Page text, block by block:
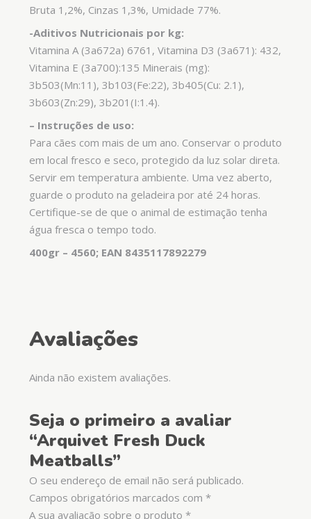
Bruta 1,2%, Cinzas 1,3%, Umidade 77%.
-Aditivos Nutricionais por kg:
Vitamina A (3a672a) 6761, Vitamina D3 (3a671): 432,
Vitamina E (3a700):135 Minerais (mg):
3b503(Mn:11), 3b103(Fe:22), 3b405(Cu: 2.1),
3b603(Zn:29), 3b201(I:1.4).
– Instruções de uso:
Para cães com mais de um ano. Conservar o produto
em local fresco e seco, protegido da luz solar direta.
Servir em temperatura ambiente. Uma vez aberto,
guarde o produto na geladeira por até 24 horas.
Certifique-se de que o animal de estimação tenha
água fresca o tempo todo.
400gr – 4560; EAN 8435117892279
Avaliações
Ainda não existem avaliações.
Seja o primeiro a avaliar
“Arquivet Fresh Duck
Meatballs”
O seu endereço de email não será publicado.
Campos obrigatórios marcados com *
A sua avaliação sobre o produto *